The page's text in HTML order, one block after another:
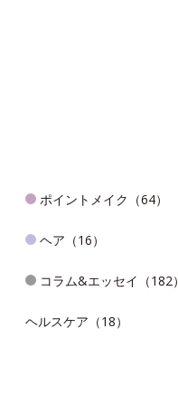
ポイントメイク（64）
ヘア（16）
コラム&エッセイ（182）
ヘルスケア（18）